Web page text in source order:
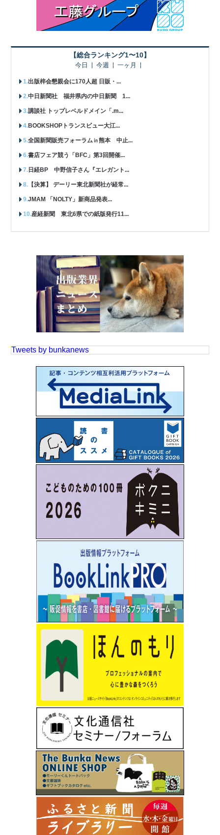
【総合ランキング1〜10】
今日 今週 一ヶ月
出版梓会懇親会に170人超 日販・...
中日新聞社 福井県内の中日新聞 1...
講談社 トップレベルドメイン「.m...
BOOKSHOPトランスビュー大江...
全国新聞販売フォーラム㏌熊本 中止...
書店フェア競う「BFC」第3回開催...
日経BP 中野信子さん『エレガント...
【決算】 デーリー東北新聞社が経常...
JMAM 「NOLTY」新商品発表...
産経新聞 東北6県での紙版発行11...
Tweets by bunkanews